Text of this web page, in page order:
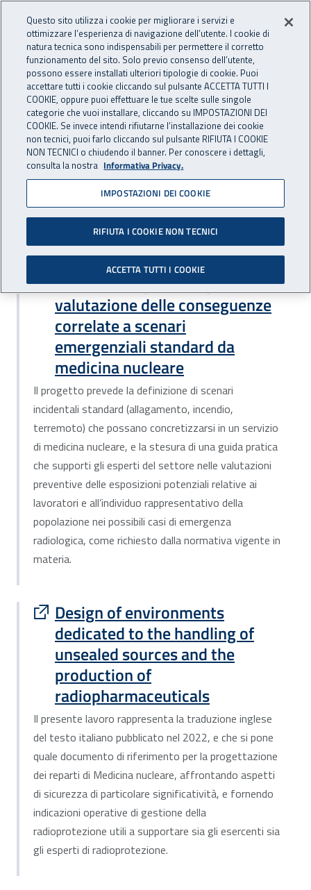
INAIL - Istituto Nazionale
RICERCA E
INNOVAZIONE
TECNOLOGICA
Apri cerca
Navigazione principale
Navigazione - Ti trovi in:
Home Ricerca e Innovazione tecnologica
Ambiti di ricerca
Area salute sul lavoro
Radio protezione e supporto tecnico al SSN in materia di radiazioni
Radioprotezione
Radioprotezione
Pubblicazioni scientifiche
PUBBLICAZIONI SCIENTIFICHE
Indicazioni operative per la
valutazione delle conseguenze
correlate a scenari
emergenziali standard da
medicina nucleare
Sito esterno : apre una nuova finestra
Il progetto prevede la definizione di scenari
incidentali standard (allagamento, incendio,
terremoto) che possano concretizzarsi in un servizio
di medicina nucleare, e la stesura di una guida pratica
che supporti gli esperti del settore nelle valutazioni
preventive delle esposizioni potenziali relative ai
lavoratori e all’individuo rappresentativo della
popolazione nei possibili casi di emergenza
radiologica, come richiesto dalla normativa vigente in
materia.
Design of environments
dedicated to the handling of
unsealed sources and the
production of
radiopharmaceuticals
Sito esterno : apre una nuova finestra
Il presente lavoro rappresenta la traduzione inglese
del testo italiano pubblicato nel 2022, e che si pone
quale documento di riferimento per la progettazione
dei reparti di Medicina nucleare, affrontando aspetti
di sicurezza di particolare significatività, e fornendo
indicazioni operative di gestione della
radioprotezione utili a supportare sia gli esercenti sia
gli esperti di radioprotezione.
Questo sito utilizza i cookie per migliorare i servizi e
ottimizzare l’esperienza di navigazione dell’utente. I cookie di
natura tecnica sono indispensabili per permettere il corretto
funzionamento del sito. Solo previo consenso dell’utente,
possono essere installati ulteriori tipologie di cookie. Puoi
accettare tutti i cookie cliccando sul pulsante ACCETTA TUTTI I
COOKIE, oppure puoi effettuare le tue scelte sulle singole
categorie che vuoi installare, cliccando su IMPOSTAZIONI DEI
COOKIE. Se invece intendi rifiutarne l’installazione dei cookie
non tecnici, puoi farlo cliccando sul pulsante RIFIUTA I COOKIE
NON TECNICI o chiudendo il banner. Per conoscere i dettagli,
consulta la nostra Informativa Privacy.
IMPOSTAZIONI DEI COOKIE
RIFIUTA I COOKIE NON TECNICI
ACCETTA TUTTI I COOKIE